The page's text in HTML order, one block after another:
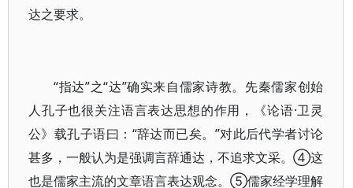
达之要求。
“指达”之“达”确实来自儒家诗教。先秦儒家创始
人孔子也很关注语言表达思想的作用，《论语·卫灵
公》载孔子语曰：“辞达而已矣。”对此后代学者讨论
甚多，一般认为是强调言辞通达，不追求文采。④这
也是儒家主流的文章语言表达观念。⑤儒家经学理解